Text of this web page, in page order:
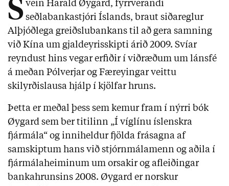
S vein Harald Øygard, fyrrverandi
seðlabankastjóri Íslands, braut siðareglur
Alþjóðlega greiðslubankans til að gera samning
við Kína um gjaldeyrisskipti árið 2009. Svíar
reyndust hins vegar erfiðir í viðræðum um lánsfé
á meðan Pólverjar og Færeyingar veittu
skilyrðislausa hjálp í kjölfar hruns.
Þetta er meðal þess sem kemur fram í nýrri bók
Øygard sem ber titilinn „Í víglínu íslenskra
fjármála“ og inniheldur fjölda frásagna af
samskiptum hans við stjórnmálamenn og aðila í
fjármálaheiminum um orsakir og afleiðingar
bankahrunsins 2008. Øygard er norskur